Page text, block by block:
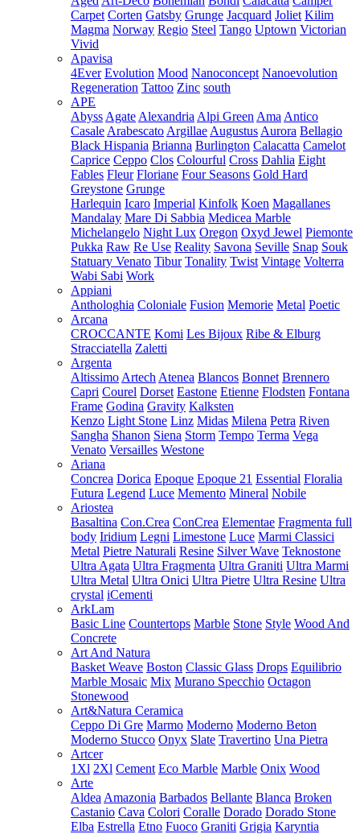
Carpet Corten Gatsby Grunge Jacquard Joliet Kilim
Magma Norway Regio Steel Tango Uptown Victorian
Vivid
Apavisa
4Ever Evolution Mood Nanoconcept Nanoevolution
Regeneration Tattoo Zinc south
APE
Abyss Agate Alexandria Alpi Green Ama Antico
Casale Arabescato Argillae Augustus Aurora Bellagio
Black Hispania Brianna Burlington Calacatta Camelot
Caprice Ceppo Clos Colourful Cross Dahlia Eight
Fables Fleur Floriane Four Seasons Gold Hard
Greystone Grunge
Harlequin Icaro Imperial Kinfolk Koen Magallanes
Mandalay Mare Di Sabbia Medicea Marble
Michelangelo Night Lux Oregon Oxyd Jewel Piemonte
Pukka Raw Re Use Reality Savona Seville Snap Souk
Statuary Venato Tibur Tonality Twist Vintage Volterra
Wabi Sabi Work
Appiani
Anthologhia Coloniale Fusion Memorie Metal Poetic
Arcana
CROCCANTE Komi Les Bijoux Ribe & Elburg
Stracciatella Zaletti
Argenta
Altissimo Artech Atenea Blancos Bonnet Brennero
Capri Courel Dorset Eastone Etienne Flodsten Fontana
Frame Godina Gravity Kalksten
Kenzo Light Stone Linz Midas Milena Petra Riven
Sangha Shanon Siena Storm Tempo Terma Vega
Venato Versailles Westone
Ariana
Concrea Dorica Epoque Epoque 21 Essential Floralia
Futura Legend Luce Memento Mineral Nobile
Ariostea
Basaltina Con.Crea ConCrea Elementae Fragmenta full
body Iridium Legni Limestone Luce Marmi Classici
Metal Pietre Naturali Resine Silver Wave Teknostone
Ultra Agata Ultra Fragmenta Ultra Graniti Ultra Marmi
Ultra Metal Ultra Onici Ultra Pietre Ultra Resine Ultra
crystal iCementi
ArkLam
Basic Line Countertops Marble Stone Style Wood And
Concrete
Art And Natura
Basket Weave Boston Classic Glass Drops Equilibrio
Marble Mosaic Mix Murano Specchio Octagon
Stonewood
Art&Natura Ceramica
Ceppo Di Gre Marmo Moderno Moderno Beton
Moderno Stucco Onyx Slate Travertino Una Pietra
Artcer
1Xl 2Xl Cement Eco Marble Marble Onix Wood
Arte
Aldea Amazonia Barbados Bellante Blanca Broken
Castanio Cava Colori Coralle Dorado Dorado Stone
Elba Estrella Etno Fuoco Graniti Grigia Karyntia